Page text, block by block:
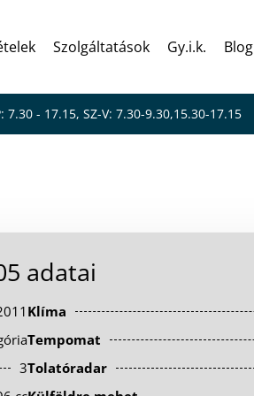
Szolgáltatások Gy.i.k. Blog
7.30 - 17.15, SZ-V: 7.30-9.30,15.30-17.15
adatai
3
Klíma
Tempomat
Tolatóradar